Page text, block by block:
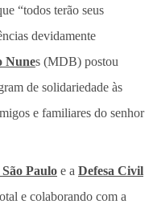
“todos terão seus
devidamente
Nunes (MDB) postou
de solidariedade às
e familiares do senhor
Paulo e a Defesa Civil
e colaborando com a